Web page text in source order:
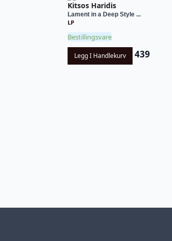
Kitsos Haridis
Lament in a Deep Style ...
LP
Bestillingsvare
Legg I Handlekurv 439